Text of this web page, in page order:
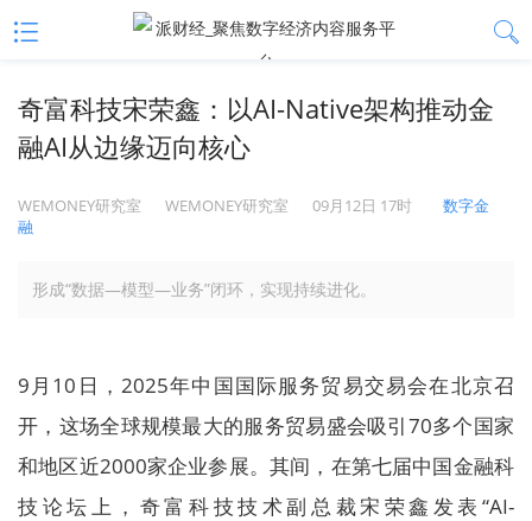
奇富科技宋荣鑫：以AI-Native架构推动金
融AI从边缘迈向核心
WEMONEY研究室 WEMONEY研究室 09月12日 17时
数字金
融
形成“数据—模型—业务”闭环，实现持续进化。
9月10日，2025年中国国际服务贸易交易会在北京召
开，这场全球规模最大的服务贸易盛会吸引70多个国家
和地区近2000家企业参展。其间，在第七届中国金融科
技论坛上，奇富科技技术副总裁宋荣鑫发表“AI-